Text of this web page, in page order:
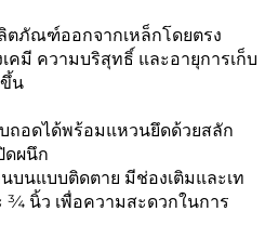
ภัณฑ์ออกจากเหล็กโดยตรง
คมี ความบริสุทธิ์ และอายุการเก็บ
น
ถอดได้พร้อมแหวนยึดด้วยสลัก
ดผนึก
บนแบบติดตาย มีช่องเติมและเท
¾ นิ้ว เพื่อความสะดวกในการ